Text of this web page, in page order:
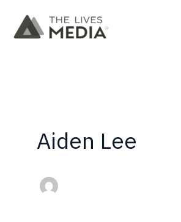
Inhalt
springen
Aiden Lee